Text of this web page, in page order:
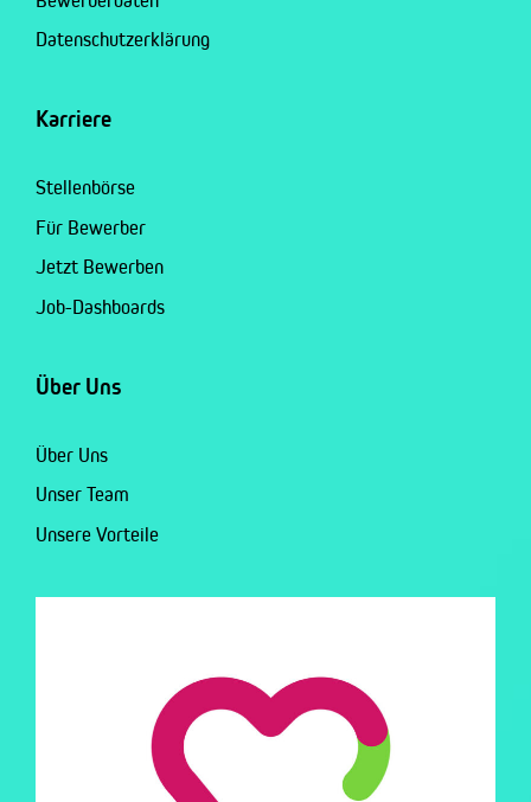
Datenschutzerklärung
Karriere
Stellenbörse
Für Bewerber
Jetzt Bewerben
Job-Dashboards
Über Uns
Über Uns
Unser Team
Unsere Vorteile